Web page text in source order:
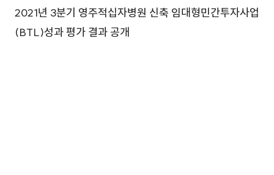
2021년 3분기 영주적십자병원 신축 임대형민간투자사업
(BTL)성과 평가 결과 공개